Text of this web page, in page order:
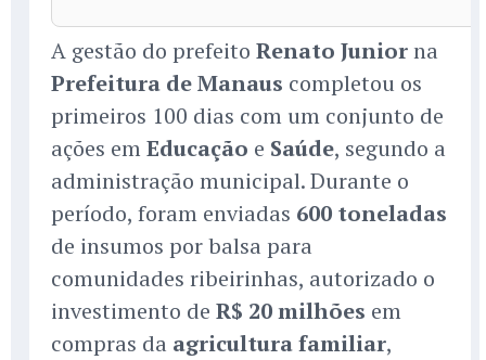
A gestão do prefeito Renato Juniorna
Prefeitura de Manaus completou os
primeiros 100 dias com um conjunto de
ações emEducação e Saúde, segundo a
administração municipal. Durante o
período, foram enviadas 600 toneladas
de insumos por balsa para
comunidades ribeirinhas, autorizado o
investimento de R$ 20 milhões em
compras da agricultura familiar,